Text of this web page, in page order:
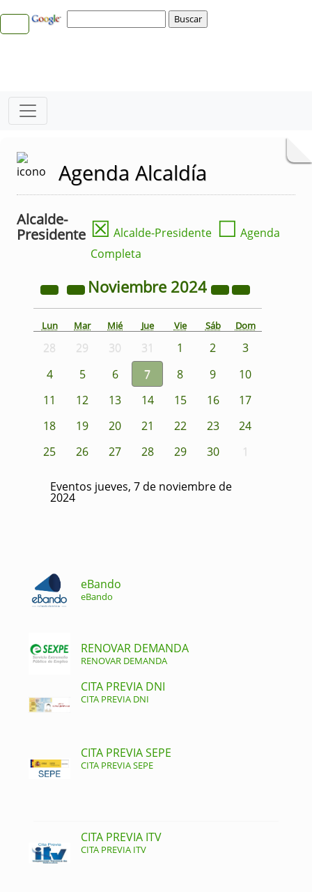
Agenda Alcaldía
Alcalde-
Presidente ☒ Alcalde-Presidente ☐ Agenda
Completa
Noviembre 2024
Lun Mar Mié Jue Vie Sáb Dom
28 29 30 31 1 2
3
4
5 6 7 8 9
10
11
12 13 14 15 16
17
18
19 20 21 22 23
24
25
26 27 28 29 30 1
Eventos jueves, 7 de noviembre de
2024
eBando
eBando
RENOVAR DEMANDA
RENOVAR DEMANDA
CITA PREVIA DNI
CITA PREVIA DNI
CITA PREVIA SEPE
CITA PREVIA SEPE
CITA PREVIA ITV
CITA PREVIA ITV